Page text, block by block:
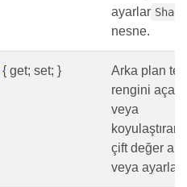
ayarlar
nesne.
{ get; set; }
Arka plan
rengini açan
veya
koyulaştıran
çift değer alır
veya ayarlar.